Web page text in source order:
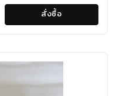
สั่งซื้อ